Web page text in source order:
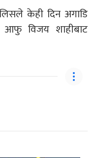
केही दिन अगाडि
आफु विजय शाहीबाट